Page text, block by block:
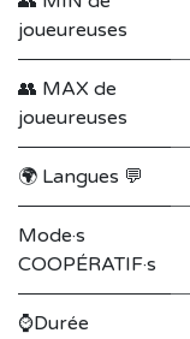
joueureuses
👥 MAX de
joueureuses
🌍 Langues 💬
Mode·s
COOPÉRATIF·s
⌚Durée